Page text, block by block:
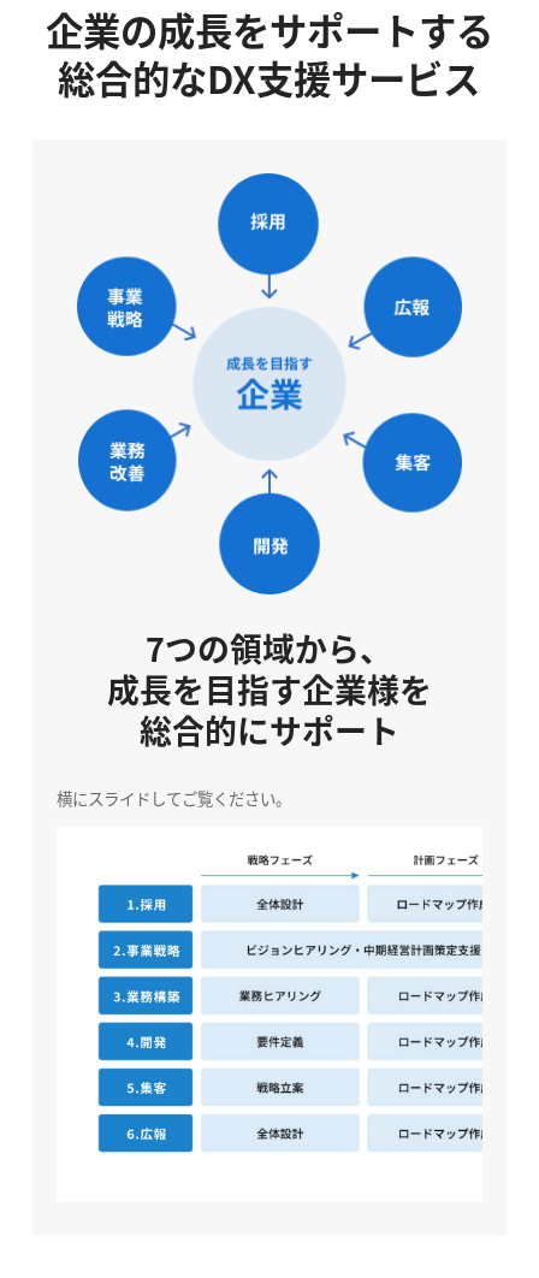
企業の成長をサポートする
総合的なDX支援サービス
7つの領域から、
成長を目指す企業様を
総合的にサポート
横にスライドしてご覧ください。